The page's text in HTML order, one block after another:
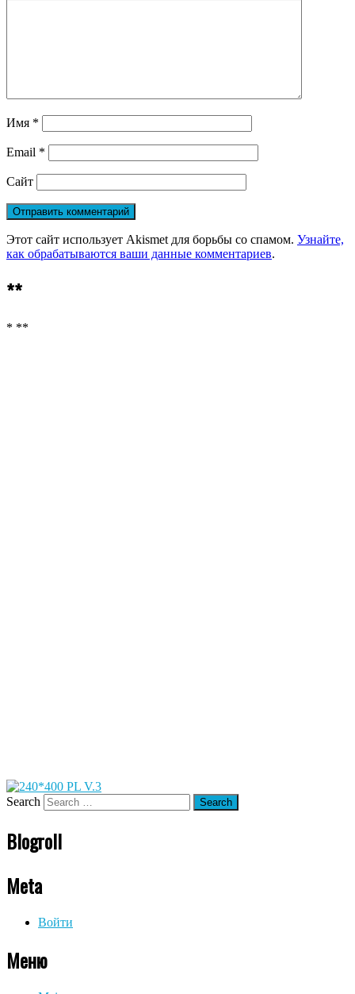
Имя *
Email *
Сайт
Этот сайт использует Akismet для борьбы со спамом. Узнайте,
как обрабатываются ваши данные комментариев.
**
* **
Search
Blogroll
Meta
Войти
Меню